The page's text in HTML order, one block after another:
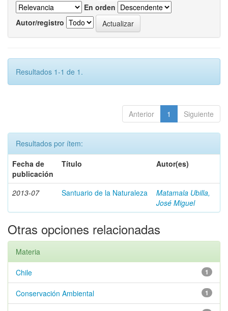
En orden
Autor/registro
Resultados 1-1 de 1.
Anterior 1 Siguiente
Resultados por ítem:
Fecha de
publicación
Título Autor(es)
2013-07 Santuario de la Naturaleza
Matamala Ubilla,
José Miguel
Otras opciones relacionadas
Materia
1
Chile
1
Conservación Ambiental